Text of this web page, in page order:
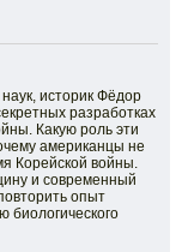
историк Фёдор
разработках
Какую роль эти
американцы не
Корейской войны.
и современный
опыт
биологического